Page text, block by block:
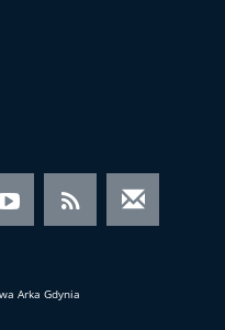
Arka Gdynia